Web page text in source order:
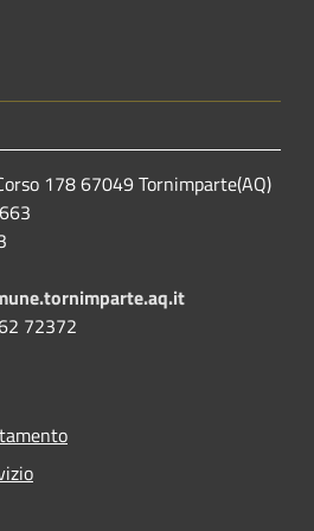
178 67049 Tornimparte(AQ)
72372